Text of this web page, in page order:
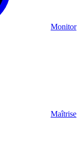
Monitor
Maîtrise